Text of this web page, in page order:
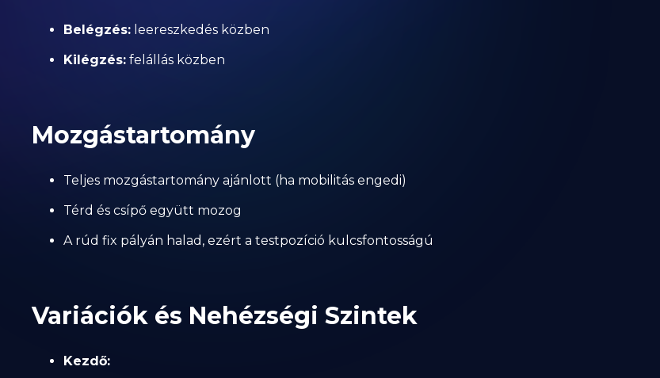
Belégzés:leereszkedés közben
Kilégzés:felállás közben
Mozgástartomány
Teljes mozgástartomány ajánlott (ha mobilitás engedi)
Térd és csípő együtt mozog
A rúd fix pályán halad, ezért a testpozíció kulcsfontosságú
Variációk és Nehézségi Szintek
Kezdő: